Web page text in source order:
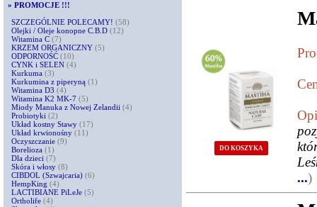
» PROMOCJE !!!
SZCZEGÓLNIE POLECAMY! (58)
Olejki / Oleje konopne C.B.D (12)
Witamina C (7)
KRZEM ORGANICZNY (5)
ODPORNOŚĆ (10)
CYNK i SELEN (4)
Kurkuma (3)
Kurkumina z piperyną (1)
Witamina D3 (4)
Witamina K2 MK-7 (5)
Miody Manuka z Nowej Zelandii (4)
Probiotyki (2)
Układ kostny Stawy (17)
Układ krwionośny (11)
Oczyszczanie (9)
Borelioza (1)
Dla dzieci (7)
Skóra i włosy (8)
CIBDOL (Szwajcaria) (6)
HempKing (4)
LACTIBIANE PiLeJe (5)
Ortholife (4)
DO KOSZYKA
...)